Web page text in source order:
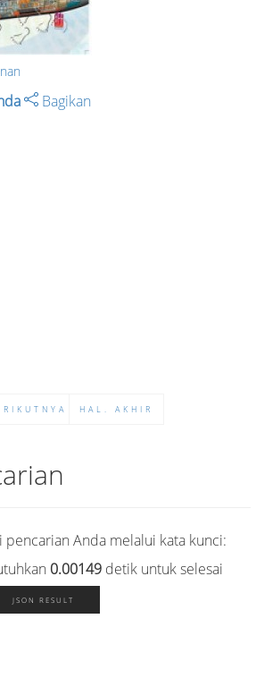
Bagikan
HAL. AKHIR
pencarian Anda melalui kata kunci:
0.00149 detik untuk selesai
JSON RESULT